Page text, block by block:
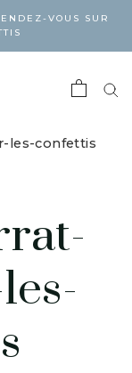
VOUS SUR
les-confettis